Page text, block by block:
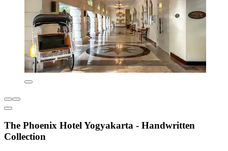
The Phoenix Hotel Yogyakarta - Handwritten
Collection